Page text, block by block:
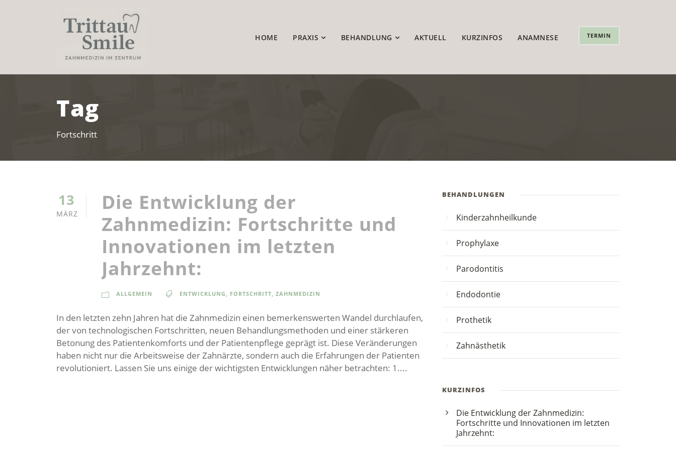
HOME PRAXIS BEHANDLUNG AKTUELL KURZINFOS ANAMNESE TERMIN
Tag
Fortschritt
13
MÄRZ
Die Entwicklung der
Zahnmedizin: Fortschritte und
Innovationen im letzten
Jahrzehnt:
ALLGEMEIN ENTWICKLUNG FORTSCHRITT ZAHNMEDIZIN
In den letzten zehn Jahren hat die Zahnmedizin einen bemerkenswerten Wandel durchlaufen,
der von technologischen Fortschritten, neuen Behandlungsmethoden und einer stärkeren
Betonung des Patientenkomforts und der Patientenpflege geprägt ist. Diese Veränderungen
haben nicht nur die Arbeitsweise der Zahnärzte, sondern auch die Erfahrungen der Patienten
revolutioniert. Lassen Sie uns einige der wichtigsten Entwicklungen näher betrachten: 1....
BEHANDLUNGEN
Kinderzahnheilkunde
Prophylaxe
Parodontitis
Endodontie
Prothetik
Zahnästhetik
KURZINFOS
Die Entwicklung der Zahnmedizin:
Fortschritte und Innovationen im letzten
Jahrzehnt: